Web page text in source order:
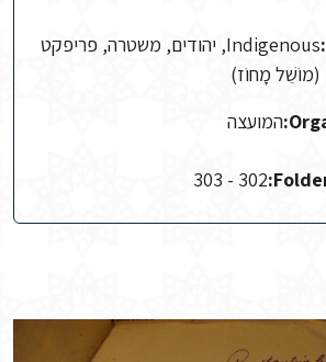
Indigenous, יהודים, משטרה, פריפקט
(מוֹשֵׁל מָחוֹז)
המועצה
302 - 303